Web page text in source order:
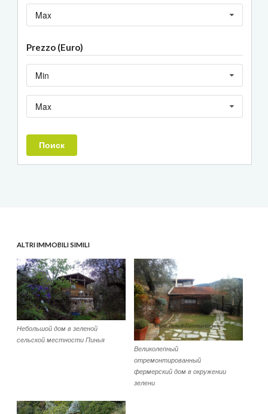
Max
Prezzo (Euro)
Min
Max
Поиск
ALTRI IMMOBILI SIMILI
Небольшой дом в зеленой
сельской местности Пинья
Великолепный
отремонтированный
фермерский дом в окружении
зелени